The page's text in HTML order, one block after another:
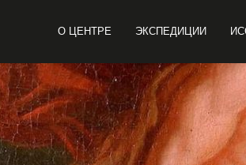
О ЦЕНТРЕ ЭКСПЕДИЦИИ